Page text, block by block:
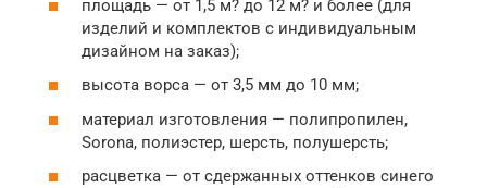
площадь — от 1,5 м? до 12 м? и более (для
изделий и комплектов с индивидуальным
дизайном на заказ);
высота ворса — от 3,5 мм до 10 мм;
материал изготовления — полипропилен,
Sorona, полиэстер, шерсть, полушерсть;
расцветка — от сдержанных оттенков синего